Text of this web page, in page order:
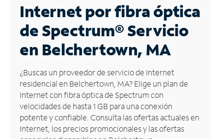
Business
Contáctanos
Inglés
Administrar
cuenta
Encuentra
una
tienda
Internet por fibra óptica
de Spectrum®Servicio
en Belchertown, MA
¿Buscas un proveedor de servicio de Internet
residencial en Belchertown, MA? Elige un plan de
Internet con fibra óptica de Spectrum con
velocidades de hasta 1 GB para una conexión
potente y confiable. Consulta las ofertas actuales en
Internet, los precios promocionales y las ofertas